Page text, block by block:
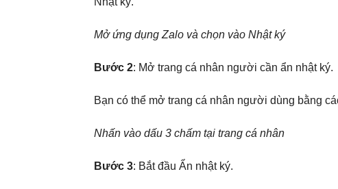
Mở ứng dụng Zalo và chọn vào Nhật ký
Bước 2: Mở trang cá nhân người cần ẩn nhật ký.
Bạn có thể mở trang cá nhân người dùng bằng
Nhấn vào dấu 3 chấm tại trang cá nhân
Bước 3: Bắt đầu Ẩn nhật ký.